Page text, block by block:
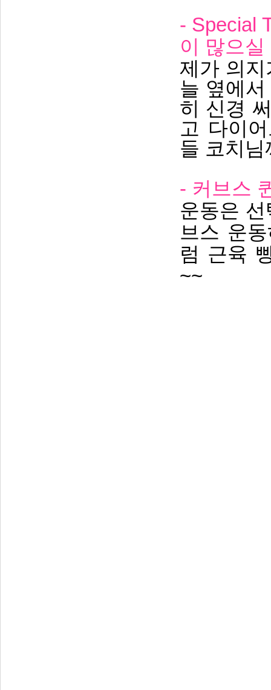
- Special
이 많으
제가 의
늘 옆에
히 신경
고 다이
들 코치
- 커브스
운동은
브스 운
럼 근육
~~